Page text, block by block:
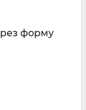
форму